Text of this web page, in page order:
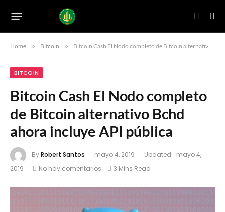
Home » Bitcoin » Bitcoin Cash El Nodo completo de Bitcoin alternativo Bchd ahora incluye API pública
BITCOIN
Bitcoin Cash El Nodo completo
de Bitcoin alternativo Bchd
ahora incluye API pública
ByRobert Santos mayo 4, 2019 Updated: mayo 4,
2019
No hay comentarios 3 Mins Read